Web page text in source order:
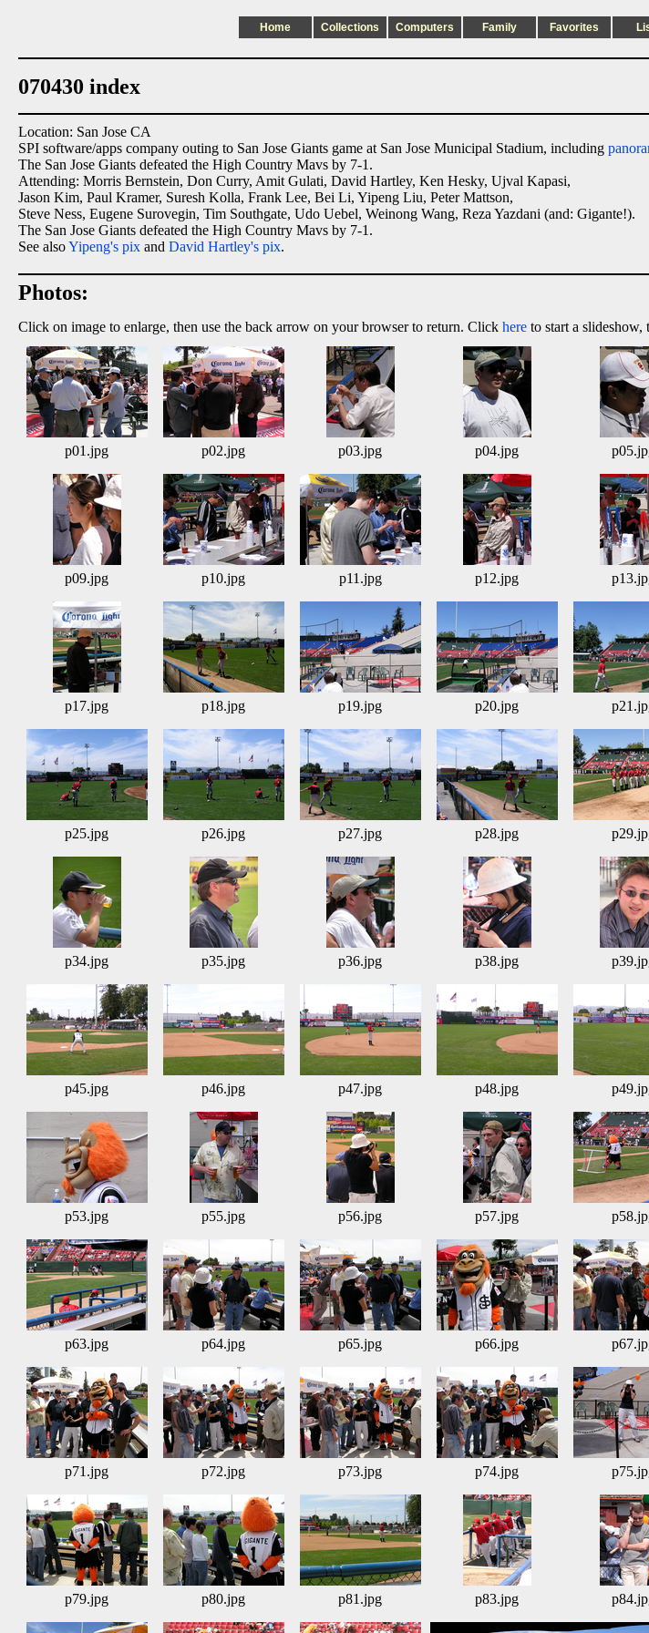
Home Collections Computers Family Favorites
070430 index
Location: San Jose CA
SPI software/apps company outing to San Jose Giants game at San Jose Municipal Stadium, including
The San Jose Giants defeated the High Country Mavs by 7-1.
Attending: Morris Bernstein, Don Curry, Amit Gulati, David Hartley, Ken Hesky, Ujval Kapasi,
Jason Kim, Paul Kramer, Suresh Kolla, Frank Lee, Bei Li, Yipeng Liu, Peter Mattson,
Steve Ness, Eugene Surovegin, Tim Southgate, Udo Uebel, Weinong Wang, Reza Yazdani (and: Gigante!).
The San Jose Giants defeated the High Country Mavs by 7-1.
See alsoYipeng's pix and David Hartley's pix.
Photos:
Click on image to enlarge, then use the back arrow on your browser to return. Click here to start a slideshow,
p01.jpg p02.jpg p03.jpg p04.jpg
p09.jpg p10.jpg p11.jpg p12.jpg
p17.jpg p18.jpg p19.jpg p20.jpg
p25.jpg p26.jpg p27.jpg p28.jpg
p34.jpg p35.jpg p36.jpg p38.jpg
p45.jpg p46.jpg p47.jpg p48.jpg
p53.jpg p55.jpg p56.jpg p57.jpg
p63.jpg p64.jpg p65.jpg p66.jpg
p71.jpg p72.jpg p73.jpg p74.jpg
p79.jpg p80.jpg p81.jpg p83.jpg